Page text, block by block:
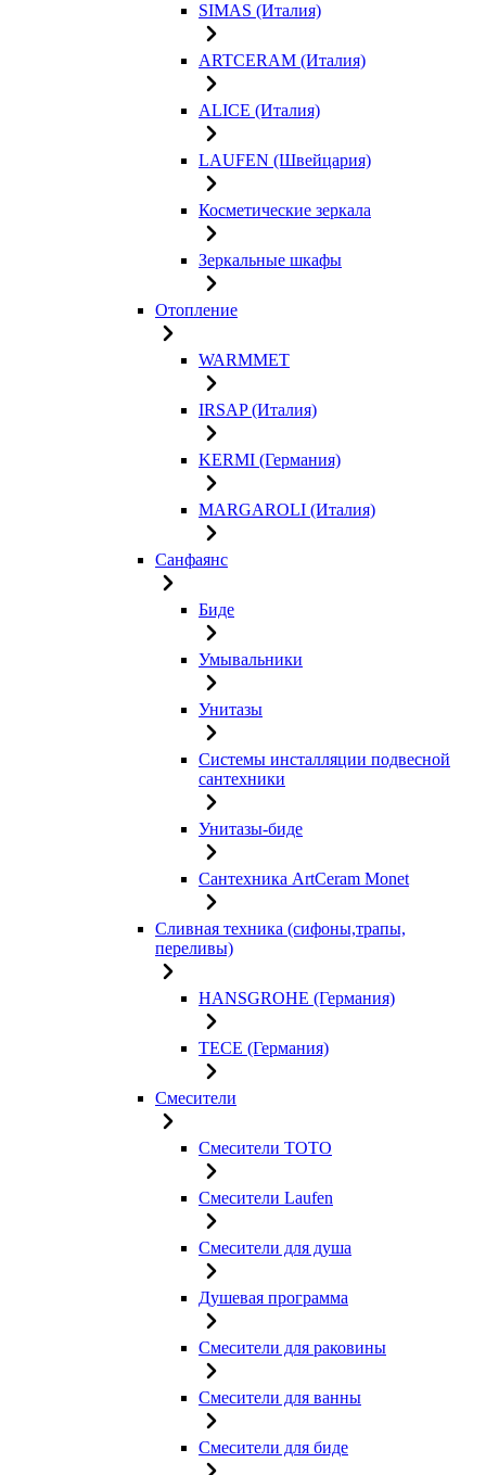
SIMAS (Италия)
ARTCERAM (Италия)
ALICE (Италия)
LAUFEN (Швейцария)
Косметические зеркала
Зеркальные шкафы
Отопление
WARMMET
IRSAP (Италия)
KERMI (Германия)
MARGAROLI (Италия)
Санфаянс
Биде
Умывальники
Унитазы
Системы инсталляции подвесной
сантехники
Унитазы-биде
Сантехника ArtCeram Monet
Сливная техника (сифоны,трапы,
переливы)
HANSGROHE (Германия)
TECE (Германия)
Смесители
Смесители TOTO
Смесители Laufen
Смесители для душа
Душевая программа
Смесители для раковины
Смесители для ванны
Смесители для биде